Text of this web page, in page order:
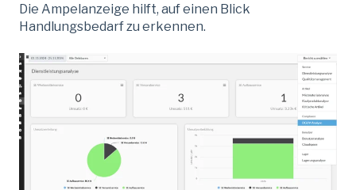
Die Ampelanzeige hilft, auf einen Blick
Handlungsbedarf zu erkennen.